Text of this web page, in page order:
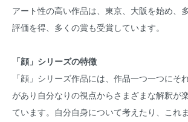
アート性の高い作品は、東京、大阪を始め、
評価を得、多くの賞も受賞しています。
「顔」シリーズの特徴
「顔」シリーズ作品には、作品一つ一つにそ
があり自分なりの視点からさまざまな解釈が
ています。自分自身について考えたり、これ